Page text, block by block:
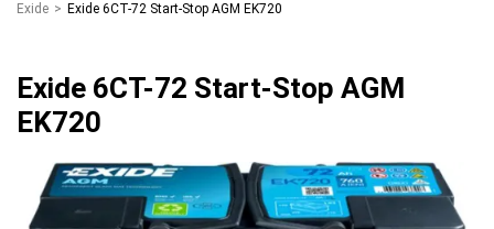
Exide > Exide 6СТ-72 Start-Stop AGM EK720
Exide 6СТ-72 Start-Stop AGM
EK720